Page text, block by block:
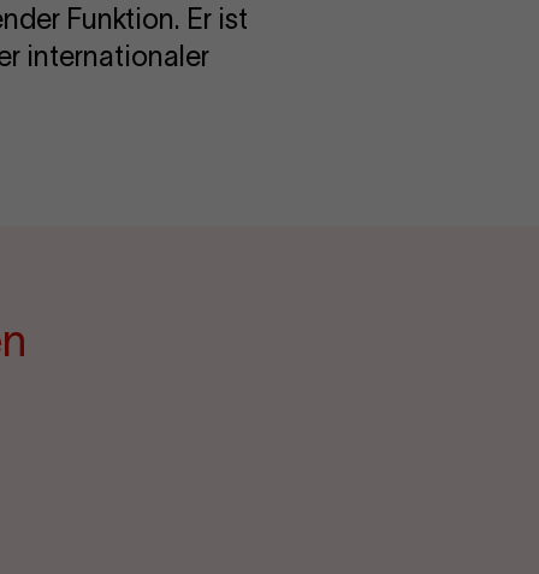
Funktion. Er ist
internationaler